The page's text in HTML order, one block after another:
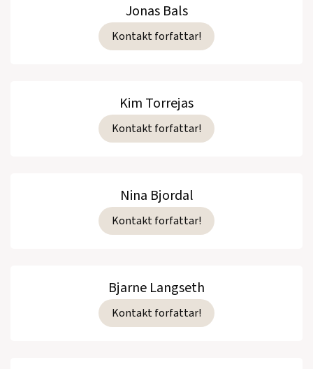
Jonas Bals
Kontakt forfattar!
Kim Torrejas
Kontakt forfattar!
Nina Bjordal
Kontakt forfattar!
Bjarne Langseth
Kontakt forfattar!